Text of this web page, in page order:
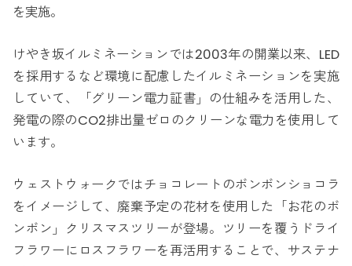
を実施。
けやき坂イルミネーションでは2003年の開業以来、LED
を採用するなど環境に配慮したイルミネーションを実施
していて、「グリーン電力証書」の仕組みを活用した、
発電の際のCO2排出量ゼロのクリーンな電力を使用して
います。
ウェストウォークではチョコレートのボンボンショコラ
をイメージして、廃棄予定の花材を使用した「お花のボ
ンボン」クリスマスツリーが登場。ツリーを覆うドライ
フラワーにロスフラワーを再活用することで、サステナ